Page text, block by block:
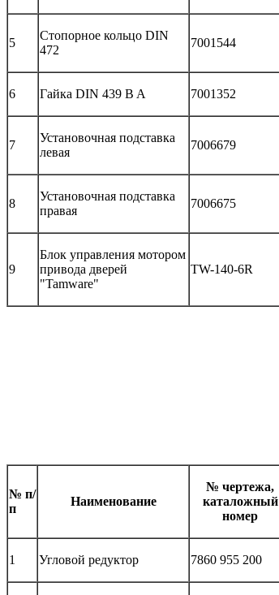
5
Стопорное кольцо DIN
472
7001544
6 Гайка DIN 439 B A 7001352
7
Установочная подставка
левая
7006679
8
Установочная подставка
правая
7006675
9
Блок управления мотором
привода дверей
"Tamware"
TW-140-6R
№ п/
п
Наименование
№ чертежа,
каталожный
номер
1 Угловой редуктор 7860 955 200